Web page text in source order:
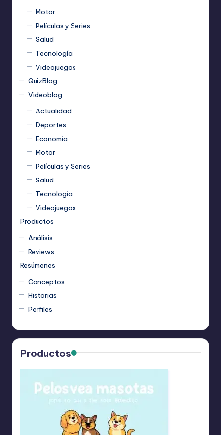
Motor
Películas y Series
Salud
Tecnología
Videojuegos
QuizBlog
Videoblog
Actualidad
Deportes
Economía
Motor
Películas y Series
Salud
Tecnología
Videojuegos
Productos
Análisis
Reviews
Resúmenes
Conceptos
Historias
Perfiles
Productos